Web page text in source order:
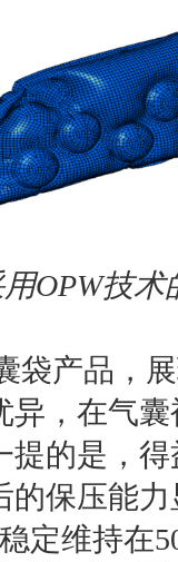
OPW技
袋产品，
异，在气
提的是，
的保压能
定维持在